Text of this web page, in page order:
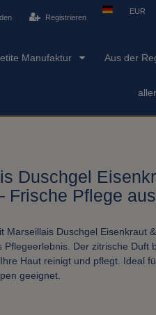
Registrieren
EUR
Manufaktur Aus der
Duschgel
Frische Pflege
Marseillais Duschgel Eisenkraut
Der zitrische Duft
Haut reinigt und pflegt. Ideal
geeignet.